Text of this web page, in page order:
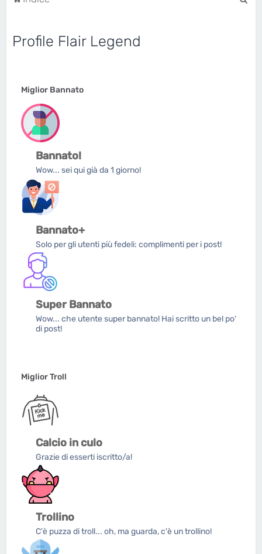
Profile Flair Legend
Miglior Bannato
Bannato!
Wow... sei qui già da 1 giorno!
Bannato+
Solo per gli utenti più fedeli: complimenti per i post!
Super Bannato
Wow... che utente super bannato! Hai scritto un bel po'
di post!
Miglior Troll
Calcio in culo
Grazie di esserti iscritto/a!
Trollino
C'è puzza di troll... oh, ma guarda, c'è un trollino!